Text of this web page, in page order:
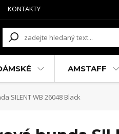
KONTAKTY
AMSTAFF
SILENT WB 26048 Black